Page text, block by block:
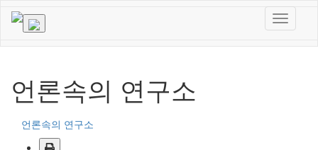
언론속의 연구소
언론속의 연구소